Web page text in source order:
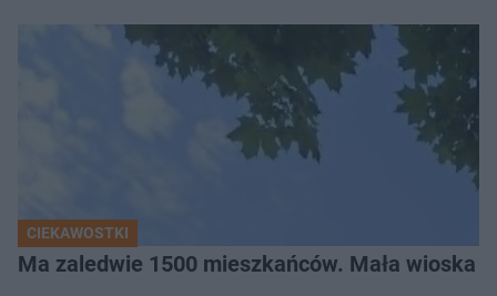
CIEKAWOSTKI
Ma zaledwie 1500 mieszkańców. Mała wioska